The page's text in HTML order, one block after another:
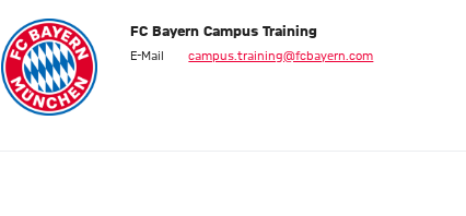
FC Bayern Campus Training
E-Mail campus.training@fcbayern.com